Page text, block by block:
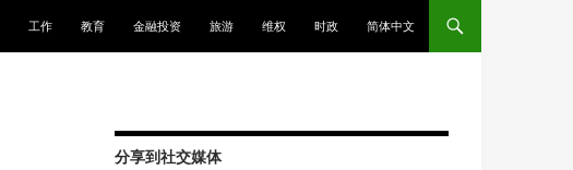
工作 教育 金融投资 旅游 维权 时政 简体中文
分享到社交媒体